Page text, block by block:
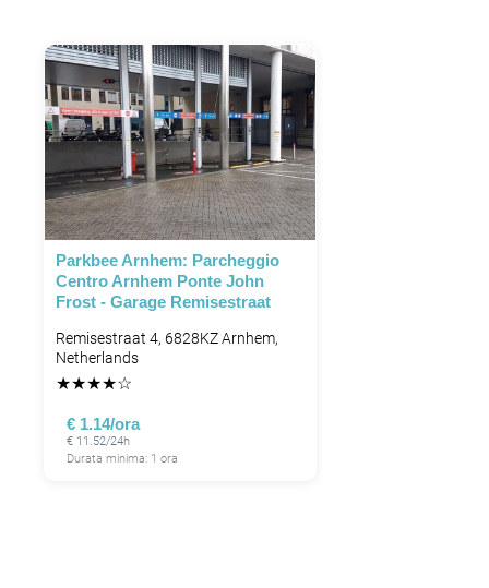
Parkbee Arnhem: Parcheggio
Centro Arnhem Ponte John
Frost - Garage Remisestraat
Remisestraat 4, 6828KZ Arnhem,
Netherlands
★★★★☆
€ 1.14/ora
€ 11.52/24h
Durata minima: 1 ora